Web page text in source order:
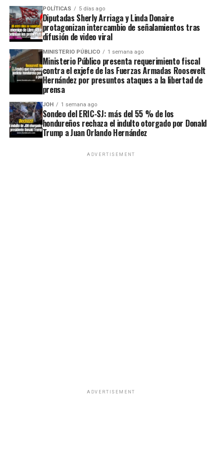
POLÍTICAS 5 días ago
Diputadas Sherly Arriaga y Linda Donaire
protagonizan intercambio de señalamientos tras
difusión de video viral
MINISTERIO PÚBLICO 1 semana ago
Ministerio Público presenta requerimiento fiscal
contra el exjefe de las Fuerzas Armadas Roosevelt
Hernández por presuntos ataques a la libertad de
prensa
JOH 1 semana ago
Sondeo del ERIC-SJ: más del 55 % de los
hondureños rechaza el indulto otorgado por Donald
Trump a Juan Orlando Hernández
ADVERTISEMENT
ADVERTISEMENT